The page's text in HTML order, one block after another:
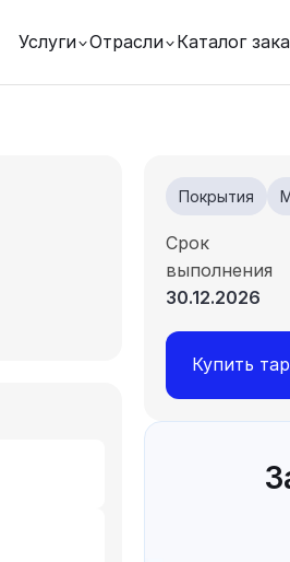
Услуги Отрасли Каталог
Покрытия
Срок
выполнения
30.12.2026
Купить